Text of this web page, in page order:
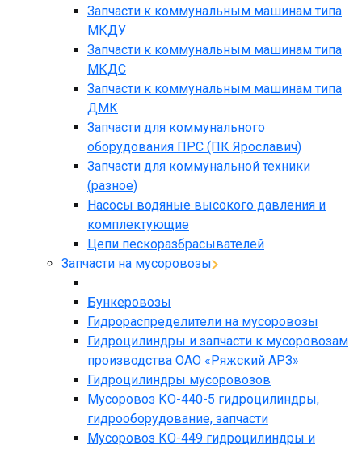
Запчасти к коммунальным машинам типа
МКДУ
Запчасти к коммунальным машинам типа
МКДС
Запчасти к коммунальным машинам типа
ДМК
Запчасти для коммунального
оборудования ПРС (ПК Ярославич)
Запчасти для коммунальной техники
(разное)
Насосы водяные высокого давления и
комплектующие
Цепи пескоразбрасывателей
Запчасти на мусоровозы
Бункеровозы
Гидрораспределители на мусоровозы
Гидроцилиндры и запчасти к мусоровозам
производства ОАО «Ряжский АРЗ»
Гидроцилиндры мусоровозов
Мусоровоз КО-440-5 гидроцилиндры,
гидрооборудование, запчасти
Мусоровоз КО-449 гидроцилиндры и